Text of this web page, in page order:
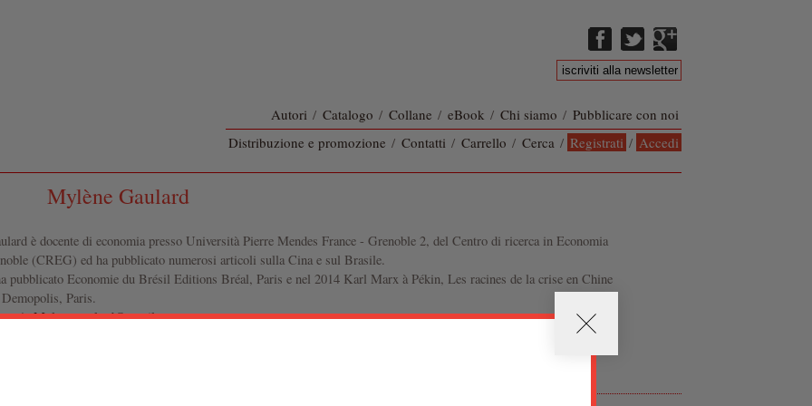
Autori / Catalogo / Collane / eBook / Chi siamo / Pubblicare con noi
Distribuzione e promozione / Contatti / Carrello / Cerca / Registrati / Accedi
Mylène Gaulard
è docente di economia presso Università Pierre Mendes France - Grenoble 2, del Centro di ricerca in Economia
(CREG) ed ha pubblicato numerosi articoli sulla Cina e sul Brasile.
pubblicato Economie du Brésil Editions Bréal, Paris e nel 2014 Karl Marx à Pékin, Les racines de la crise en Chine
Paris.
è:Mylene.gaulard@gmail.com